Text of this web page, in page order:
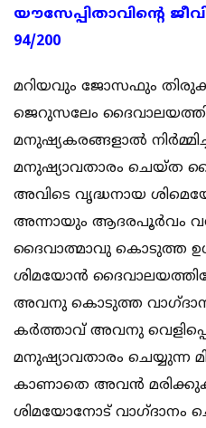
യൗസേപ്പിതാവിന്റെ
94/200
മറിയവും ജോസഫും
ജെറുസലേം
മനുഷ്യകരങ്ങളാൽ
മനുഷ്യാവതാരം ചെയ്ത
അവിടെ വൃദ്ധനായ
അന്നായും ആദരപൂർവം
ദൈവാത്മാവു കൊടുത്ത
ശിമയോൻ
അവനു കൊടുത്ത
കർത്താവ് അവനു
മനുഷ്യാവതാരം ചെയ്യുന്ന
കാണാതെ അവൻ
ശിമയോനോട് വാഗ്ദാനം